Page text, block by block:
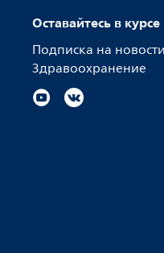
Оставайтесь в курсе
Подписка на
Здравоохранение